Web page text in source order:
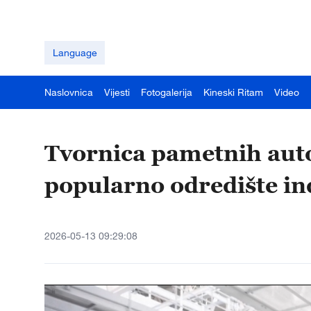
Language
Naslovnica Vijesti Fotogalerija Kineski Ritam Video
Tvornica pametnih
popularno odredište
2026-05-13 09:29:08